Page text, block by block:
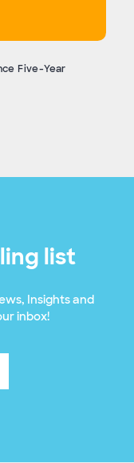
Five-Year
list
Insights and
inbox!